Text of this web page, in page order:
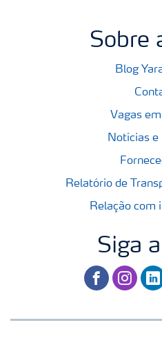
Sobre
Blog
Vagas
Notícias e
Relatório de
Relação com
Siga
facebook